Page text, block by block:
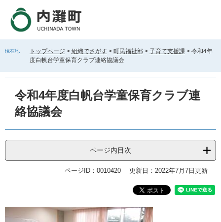
す
し
現在地 トップページ > 組織でさがす > 町民福祉部 > 子育て支援課 > 令和4年
度白帆台学童保育クラブ連絡協議会
令和4年度白帆台学童保育クラブ連
絡協議会
ページ内目次
ページID：0010420 更新日：2022年7月7日更新